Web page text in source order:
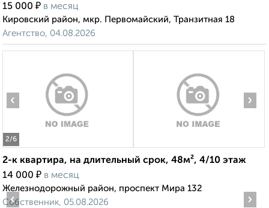
15 000 ₽ в месяц
Кировский район, мкр. Первомайский, Транзитная 18
Агентство, 04.08.2026
2/6
‹ ›
2-к квартира, на длительный срок, 48м², 4/10 этаж
14 000 ₽ в месяц
Железнодорожный район, проспект Мира 132
Собственник, 05.08.2026
‹ ›